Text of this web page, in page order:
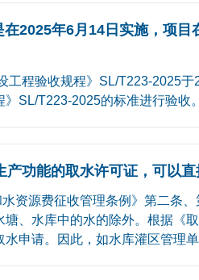
2025年6月14日实施，项
程验收规程》SL/T223-2025于
SL/T223-2025的标准进行验收。
功能的取水许可证，可以
资源费征收管理条例》第二条
、水库中的水的除外。根据《
申请。因此，如水库灌区管理